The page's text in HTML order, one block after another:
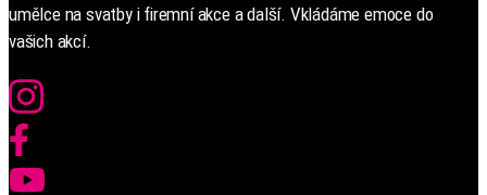
umělce na svatby i firemní akce a další. Vkládáme emoce do
vašich akcí.